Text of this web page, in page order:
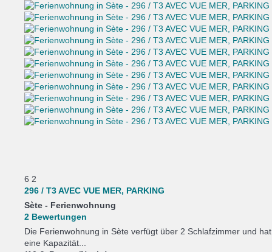
6 2
296 / T3 AVEC VUE MER, PARKING
Sète - Ferienwohnung
2 Bewertungen
Die Ferienwohnung in Sète verfügt über 2 Schlafzimmer und hat
eine Kapazität...